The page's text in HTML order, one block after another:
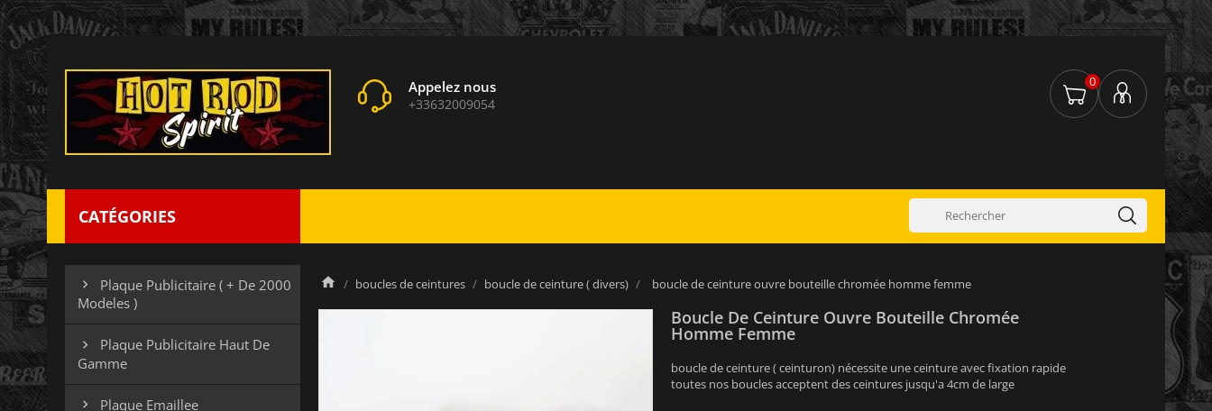
Appelez nous
+33632009054
0
CATÉGORIES

Plaque Publicitaire ( + De 2000
Modeles )

Plaque Publicitaire Haut De
Gamme
 Plaque Emaillee
boucles de ceintures boucle de ceinture ( divers) boucle de ceinture ouvre bouteille chromée homme femme
Boucle De Ceinture Ouvre Bouteille Chromée
Homme Femme
boucle de ceinture ( ceinturon) nécessite une ceinture avec fixation rapide
toutes nos boucles acceptent des ceintures jusqu'a 4cm de large